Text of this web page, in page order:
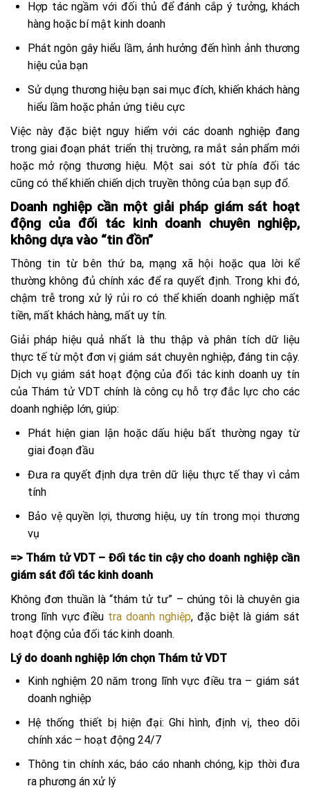
Hợp tác ngầm với đối thủ để đánh cắp ý tưởng, khách
hàng hoặc bí mật kinh doanh
Phát ngôn gây hiểu lầm, ảnh hưởng đến hình ảnh thương
hiệu của bạn
Sử dụng thương hiệu bạn sai mục đích, khiến khách hàng
hiểu lầm hoặc phản ứng tiêu cực
Việc này đặc biệt nguy hiểm với các doanh nghiệp đang
trong giai đoạn phát triển thị trường, ra mắt sản phẩm mới
hoặc mở rộng thương hiệu. Một sai sót từ phía đối tác
cũng có thể khiến chiến dịch truyền thông của bạn sụp đổ.
Doanh nghiệp cần một giải pháp giám sát hoạt
động của đối tác kinh doanh chuyên nghiệp,
không dựa vào “tin đồn”
Thông tin từ bên thứ ba, mạng xã hội hoặc qua lời kể
thường không đủ chính xác để ra quyết định. Trong khi đó,
chậm trễ trong xử lý rủi ro có thể khiến doanh nghiệp mất
tiền, mất khách hàng, mất uy tín.
Giải pháp hiệu quả nhất là thu thập và phân tích dữ liệu
thực tế từ một đơn vị giám sát chuyên nghiệp, đáng tin cậy.
Dịch vụ giám sát hoạt động của đối tác kinh doanh uy tín
của Thám tử VDT chính là công cụ hỗ trợ đắc lực cho các
doanh nghiệp lớn, giúp:
Phát hiện gian lận hoặc dấu hiệu bất thường ngay từ
giai đoạn đầu
Đưa ra quyết định dựa trên dữ liệu thực tế thay vì cảm
tính
Bảo vệ quyền lợi, thương hiệu, uy tín trong mọi thương
vụ
=> Thám tử VDT – Đối tác tin cậy cho doanh nghiệp cần
giám sát đối tác kinh doanh
Không đơn thuần là “thám tử tư” – chúng tôi là chuyên gia
trong lĩnh vực điều tra doanh nghiệp, đặc biệt là giám sát
hoạt động của đối tác kinh doanh.
Lý do doanh nghiệp lớn chọn Thám tử VDT
Kinh nghiệm 20 năm trong lĩnh vực điều tra – giám sát
doanh nghiệp
Hệ thống thiết bị hiện đại: Ghi hình, định vị, theo dõi
chính xác – hoạt động 24/7
Thông tin chính xác, báo cáo nhanh chóng, kịp thời đưa
ra phương án xử lý